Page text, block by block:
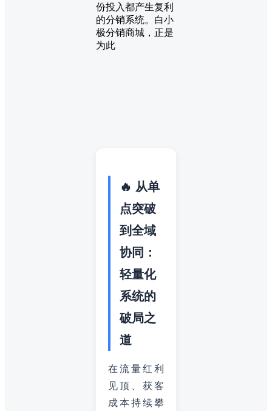
份投入都产生复利
的分销系统。白小
极分销商城，正是
为此
🔥 从单
点突破
到全域
协同：
轻量化
系统的
破局之
道
在流量红利
见顶、获客
成本持续攀